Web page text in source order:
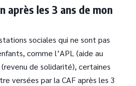
après les 3 ans de mon
sociales qui ne sont pas
comme l’APL (aide au
de solidarité), certaines
versées par la CAF après les 3